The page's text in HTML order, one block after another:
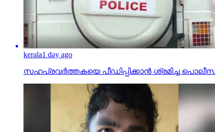
kerala1 day ago
സഹപ്രവര്‍ത്തകയെ പീഡിപ്പിക്കാന്‍ ശ്രമിച്ച